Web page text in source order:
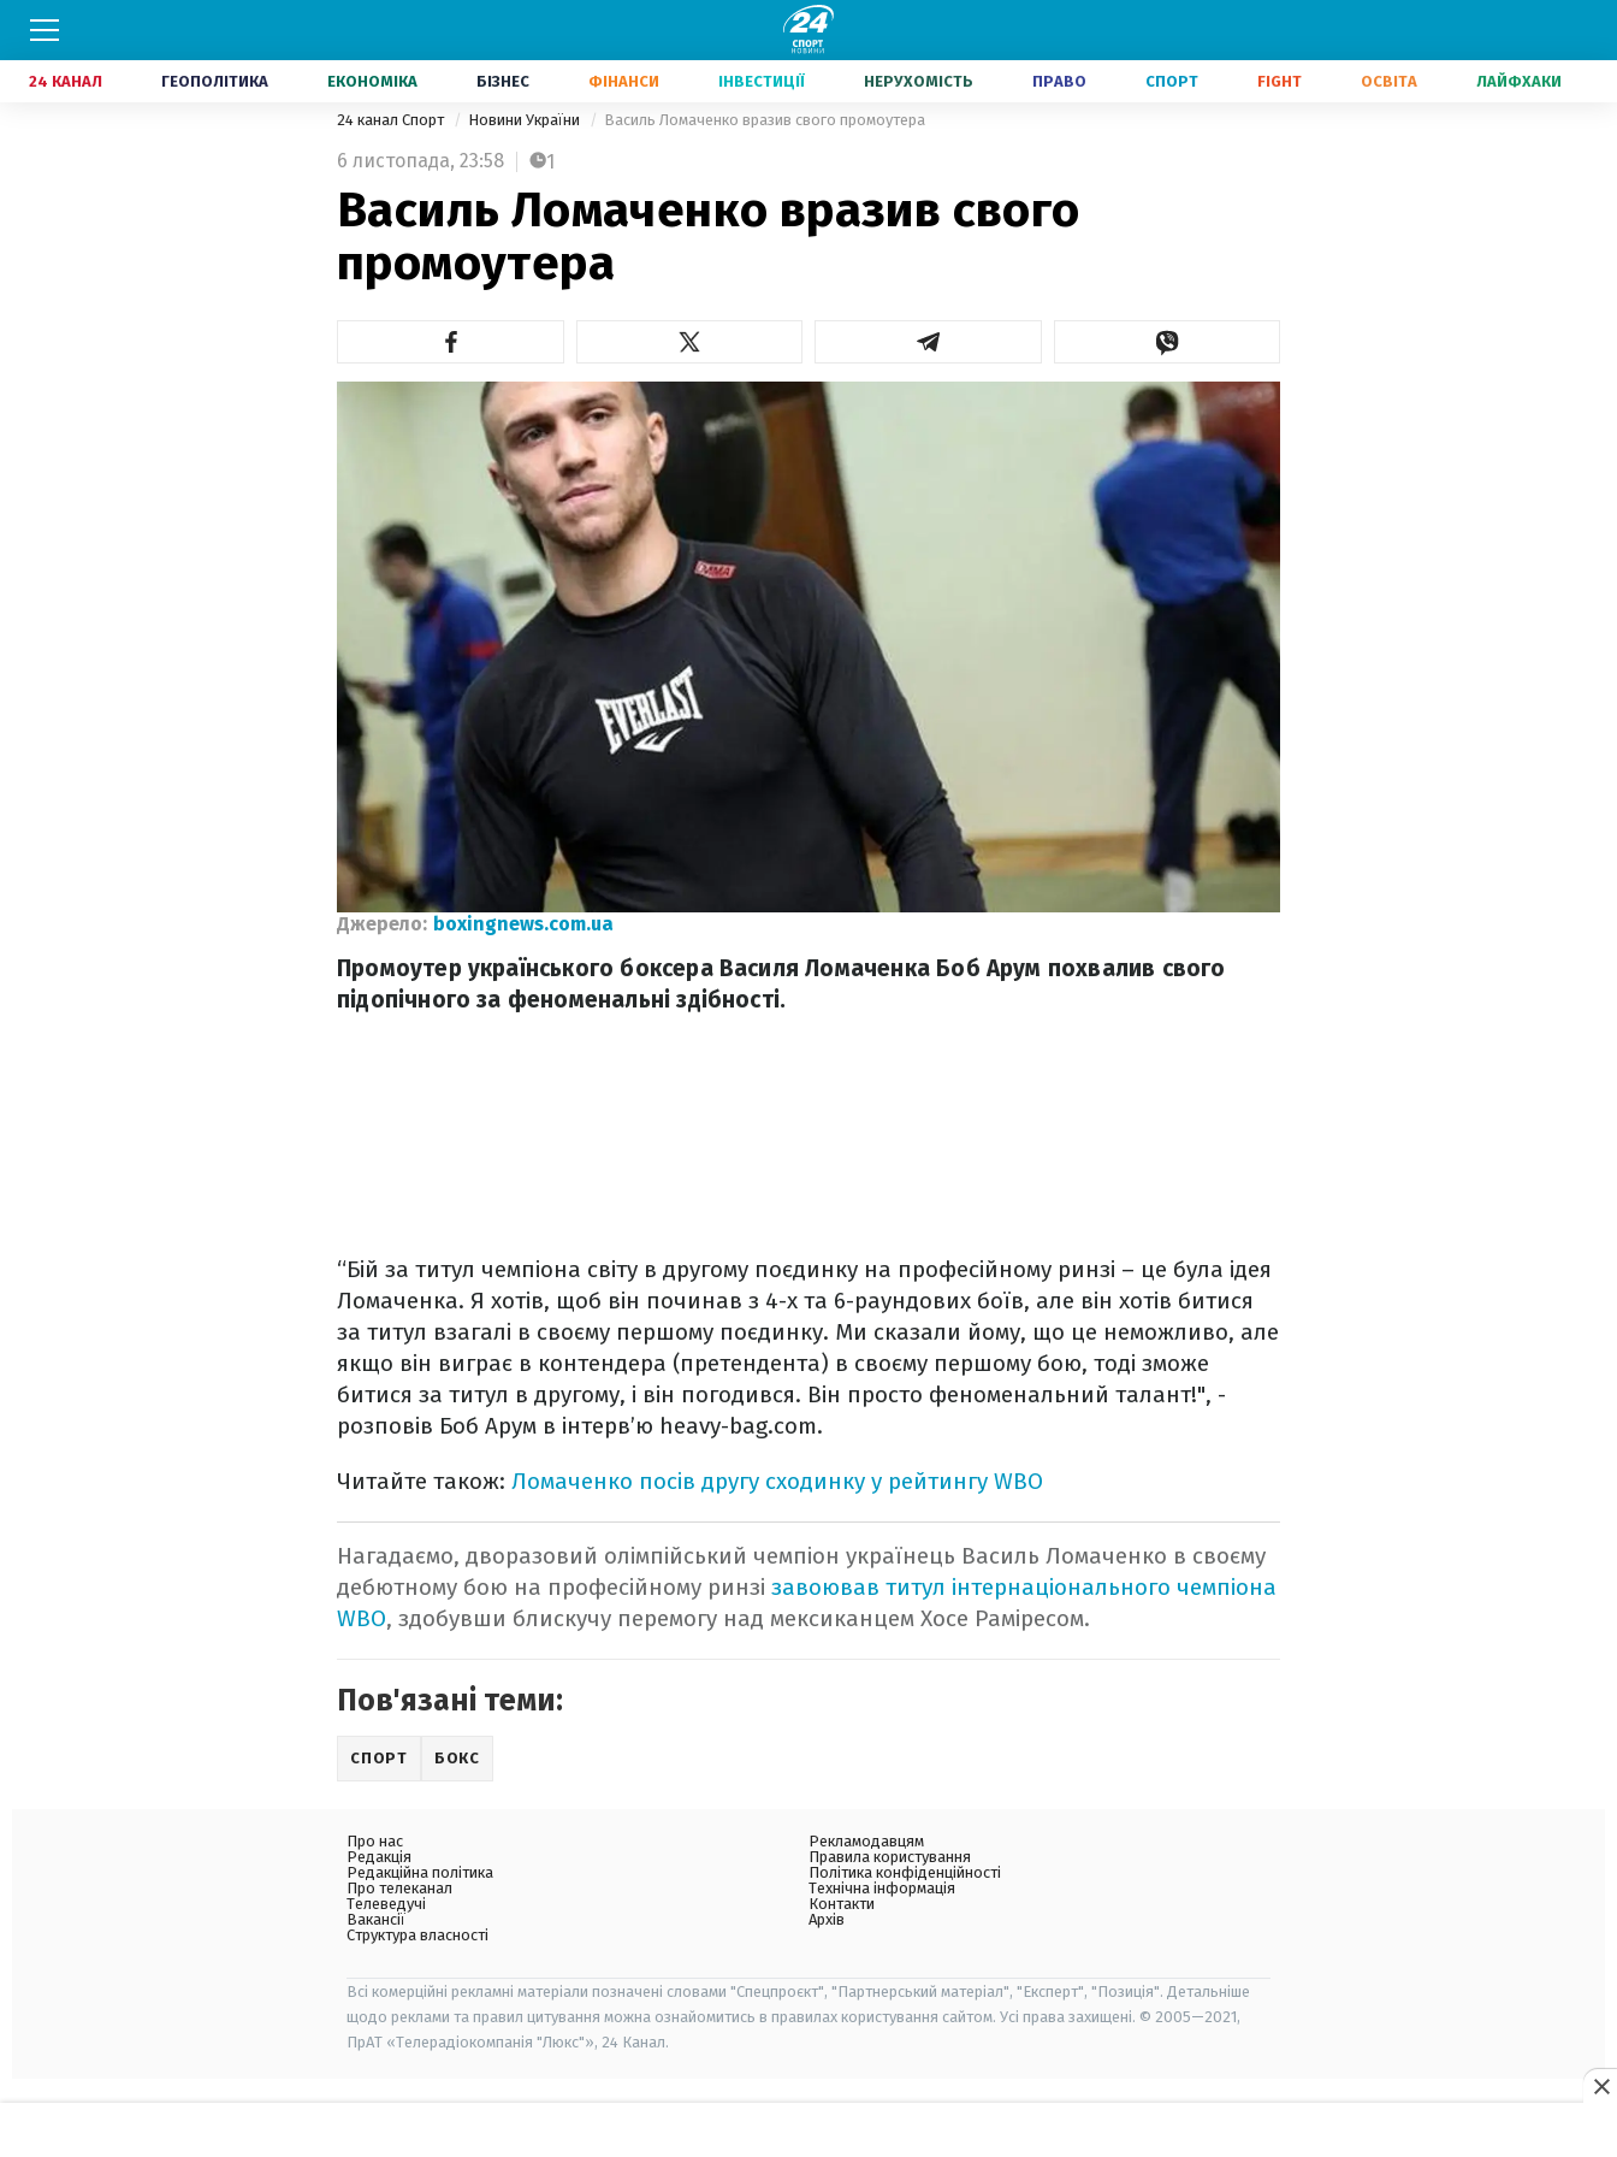
24 КАНАЛ ГЕОПОЛІТИКА ЕКОНОМІКА БІЗНЕС ФІНАНСИ ІНВЕСТИЦІЇ НЕРУХОМІСТЬ ПРАВО СПОРТ FIGHT ОСВІТА ЛАЙФХАКИ
24 канал Спорт Новини України Василь Ломаченко вразив свого промоутера
6 листопада, 23:58 1
Василь Ломаченко вразив свого
промоутера
Джерело: boxingnews.com.ua
Промоутер українського боксера Василя Ломаченка Боб Арум похвалив свого
підопічного за феноменальні здібності.
“Бій за титул чемпіона світу в другому поєдинку на професійному ринзі – це була ідея
Ломаченка. Я хотів, щоб він починав з 4-х та 6-раундових боїв, але він хотів битися
за титул взагалі в своєму першому поєдинку. Ми сказали йому, що це неможливо, але
якщо він виграє в контендера (претендента) в своєму першому бою, тоді зможе
битися за титул в другому, і він погодився. Він просто феноменальний талант!", -
розповів Боб Арум в інтерв’ю heavy-bag.com.
Читайте також: Ломаченко посів другу сходинку у рейтингу WBO
Нагадаємо, дворазовий олімпійський чемпіон українець Василь Ломаченко в своєму
дебютному бою на професійному ринзі завоював титул інтернаціонального чемпіона
WBO, здобувши блискучу перемогу над мексиканцем Хосе Раміресом.
Пов'язані теми:
СПОРТ БОКС
Про нас
Редакція
Редакційна політика
Про телеканал
Телеведучі
Вакансії
Структура власності
Рекламодавцям
Правила користування
Політика конфіденційності
Технічна інформація
Контакти
Архів
Всі комерційні рекламні матеріали позначені словами "Спецпроєкт", "Партнерський матеріал", "Експерт", "Позиція". Детальніше
щодо реклами та правил цитування можна ознайомитись в правилах користування сайтом. Усі права захищені. © 2005—2021,
ПрАТ «Телерадіокомпанія "Люкс"», 24 Канал.